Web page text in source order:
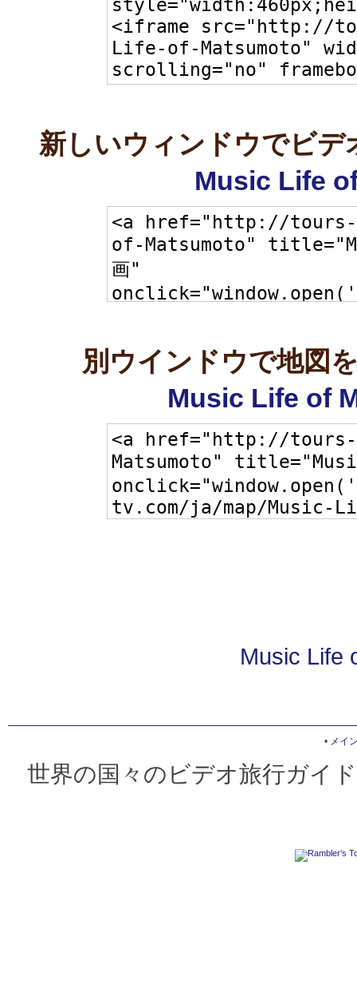
新しいウィンドウでビ
Music Life
別ウインドウで地図
Music Life of
Music Life
• メイ
世界の国々のビデオ旅行ガイ